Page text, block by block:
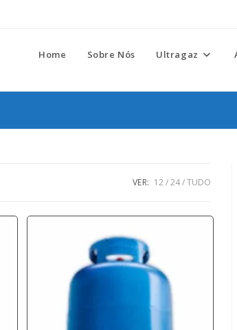
Home Sobre Nós Ultragaz
VER: 12 24 TUDO